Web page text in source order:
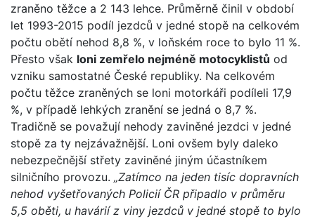
zraněno těžce a 2 143 lehce. Průměrně činil v období
let 1993-2015 podíl jezdců v jedné stopě na celkovém
počtu obětí nehod 8,8 %, v loňském roce to bylo 11 %.
Přesto však loni zemřelo nejméně motocyklistů od
vzniku samostatné České republiky. Na celkovém
počtu těžce zraněných se loni motorkáři podíleli 17,9
%, v případě lehkých zranění se jedná o 8,7 %.
Tradičně se považují nehody zaviněné jezdci v jedné
stopě za ty nejzávažnější. Loni ovšem byly daleko
nebezpečnější střety zaviněné jiným účastníkem
silničního provozu. „Zatímco na jeden tisíc dopravních
nehod vyšetřovaných Policií ČR připadlo v průměru
5,5 oběti, u havárií z viny jezdců v jedné stopě to bylo